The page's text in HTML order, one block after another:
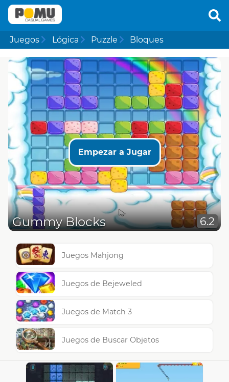
Juegos Lógica Puzzle Bloques
Empezar a Jugar
Gummy Blocks 6.2
Juegos Mahjong
Juegos de Bejeweled
Juegos de Match 3
Juegos de Buscar Objetos